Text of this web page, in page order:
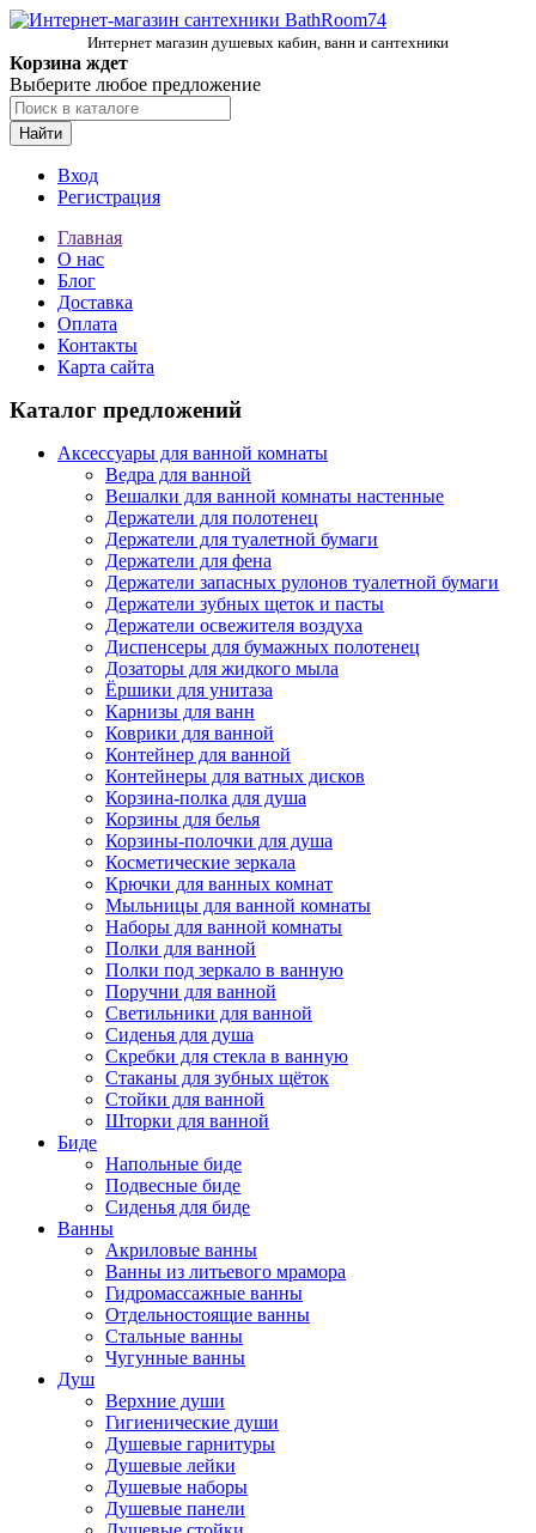
Интернет магазин душевых кабин, ванн и сантехники
Корзина ждет
Выберите любое предложение
Найти
Вход
Регистрация
Главная
О нас
Блог
Доставка
Оплата
Контакты
Карта сайта
Каталог предложений
Аксессуары для ванной комнаты
Ведра для ванной
Вешалки для ванной комнаты настенные
Держатели для полотенец
Держатели для туалетной бумаги
Держатели для фена
Держатели запасных рулонов туалетной бумаги
Держатели зубных щеток и пасты
Держатели освежителя воздуха
Диспенсеры для бумажных полотенец
Дозаторы для жидкого мыла
Ёршики для унитаза
Карнизы для ванн
Коврики для ванной
Контейнер для ванной
Контейнеры для ватных дисков
Корзина-полка для душа
Корзины для белья
Корзины-полочки для душа
Косметические зеркала
Крючки для ванных комнат
Мыльницы для ванной комнаты
Наборы для ванной комнаты
Полки для ванной
Полки под зеркало в ванную
Поручни для ванной
Светильники для ванной
Сиденья для душа
Скребки для стекла в ванную
Стаканы для зубных щёток
Стойки для ванной
Шторки для ванной
Биде
Напольные биде
Подвесные биде
Сиденья для биде
Ванны
Акриловые ванны
Ванны из литьевого мрамора
Гидромассажные ванны
Отдельностоящие ванны
Стальные ванны
Чугунные ванны
Душ
Верхние души
Гигиенические души
Душевые гарнитуры
Душевые лейки
Душевые наборы
Душевые панели